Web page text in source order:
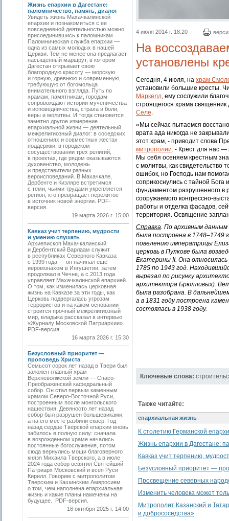
Жизнь епархии в Дагестане:
паломничество, память, диалог
Увидеть жизнь Махачкалинской
епархии и познакомиться с ее
повседневной деятельностью можно,
присоединившись к паломникам.
Паломническая служба епархии —
одна из самых молодых в нашей
Церкви. Тем не менее она предлагает
насыщенный маршрут, в котором
Дагестан открывает свою
благородную красоту — морскую
и горную, древнюю и современную,
требующую от богомольца
внимательного взгляда. Путь по
храмам, памятникам, городам
сопровождают истории мученичества
и исповедничества, страха и боли,
веры и молитвы. И тогда становится
заметно другое измерение
епархиальной жизни — деятельный
межрелигиозный диалог: в соседских
отношениях и совместных жестах
поддержки, в городском
сосуществовании трех религий,
в проектах, где рядом оказываются
духовенство, молодежь
и представители разных
вероисповеданий. В Махачкале,
Дербенте и Кизляре встретимся
с теми, чьими трудами укрепляется
регион, кто превращает пережитое
в источник новой энергии. PDF-
версия.
19 марта 2026 г. 15:00
Кавказ учит терпению, мудрости
и умению слушать
Архиепископ Махачкалинский
и Дербентский Варлаам служит
в республиках Северного Кавказа
с 1999 года — он начинал еще
иеромонахом в Ингушетии, затем
продолжал в Чечне, а с 2013 года
управляет Махачкалинской епархией.
О том, как изменилась церковная
жизнь на Кавказе за эти годы, как
Церковь подвергалась угрозам
террористов и на каком основании
строится прочный межрелигиозный
мир, владыка рассказал в интервью
«Журналу Московской Патриархии».
PDF-версия.
16 марта 2026 г. 15:30
Безусловный приоритет —
проповедь Христа
Семьсот сорок лет назад в Твери был
заложен главный храм
Верхневолжской земли — Спасо-
Преображенский кафедральный
собор. Он стал первым каменным
храмом Северо-Восточной Руси,
построенным после монгольского
нашествия. Девяносто лет назад
собор был разрушен большевиками,
а на его месте разбили сквер. Год
назад сердце Тверской епархии вновь
забилось в полную силу: сначала
в возрожденном храме начались
постоянные богослужения, потом
сюда вернулись мощи благоверного
князя Михаила Тверского, а в июле
2024 года собор освятил Святейший
Патриарх Московский и всея Руси
Кирилл. Говорим с митрополитом
Тверским и Кашинским Амвросием
о том, чем наполнена епархиальная
жизнь и какие планы намечены на
будущее. PDF-версия.
16 октября 2025 г. 14:00
4 июля 2014 г. 18:20
На
установлены
Сегодня, 4 июля, на храм
установили большие кресты.
Маркелл, ему сослужили
строящегося храма
Селе.
«Мы сейчас пытаемся
врата ада никогда не
этот храм, - приводит слова
митрополии. - Крест для нас —
Мы себя осеняем крестным
с молитвы, как свидетельство
ошибок, но Господь нам
соприкоснулись с тайной
фундаментом разрушенного в
сооружаемого конгрессно-
работы и отделка фасадов,
территория. Освящение
Справка. По архивным данным
была построена в 1748–1749
повелению императрицы
церковь в Пулкове была
Екатерины II. Она относилась
1785 по 1943 год.
вырезал по рисунку
архитектора Брюлловых).
была разобрана. В
а в 1831 году построена
состоялась в 1938 году.
Ключевые слова:
Также читайте:
епархиальная жизнь
К столетию Германской
Жизнь епархии в Дагестане:
Кавказ учит терпению,
Безусловный приоритет —
Просвещение северных
Изменить человека может
Митрополит Казанский и
и добрососедства»